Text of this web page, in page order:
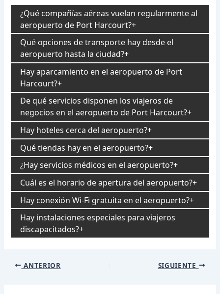
¿Qué compañías aéreas vuelan regularmente al
aeropuerto de Port Harcourt?
Qué opciones de transporte hay desde el
aeropuerto hasta la ciudad?
Hay aparcamiento en el aeropuerto de Port
Harcourt?
De qué servicios disponen los viajeros de
negocios en el aeropuerto de Port Harcourt?
Hay hoteles cerca del aeropuerto?
Qué tiendas hay en el aeropuerto?
¿Hay servicios médicos en el aeropuerto?
Cuál es el horario de apertura del aeropuerto?
Hay conexión Wi-Fi gratuita en el aeropuerto?
Hay instalaciones especiales para viajeros
discapacitados?
Navegación
ANTERIOR SIGUIENTE